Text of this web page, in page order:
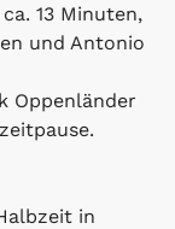
13 Minuten,
und Antonio
Oppenländer
in